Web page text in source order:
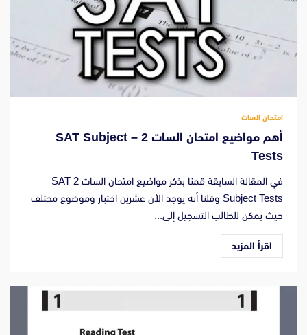
امتحان السات
أهم مواضيع امتحان السات 2 – SAT Subject
Tests
في المقالة السابقة قمنا بذكر مواضيع امتحان السات 2 SAT
Subject Tests وقلنا أنه يوجد الأن عشرين اختبار وموضوع مختلف
حيث يمكن للطالب التسجيل إلى...
اقرأ المزيد